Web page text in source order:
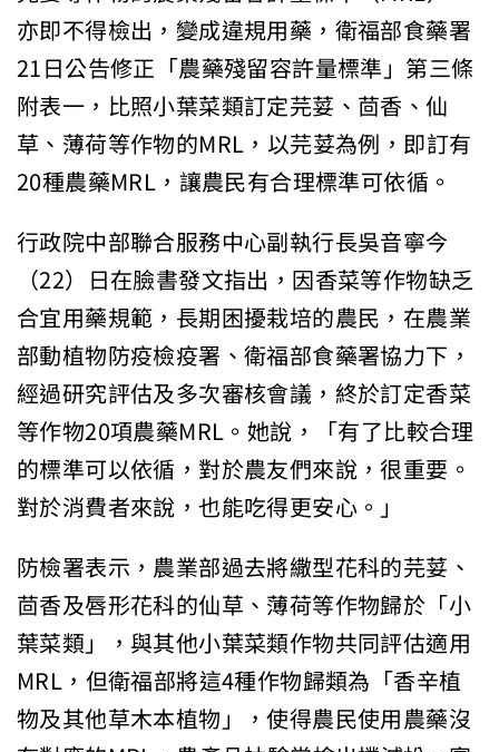
亦即不得檢出，變成違規用藥，衛福部食藥署
21日公告修正「農藥殘留容許量標準」第三條
附表一，比照小葉菜類訂定芫荽、茴香、仙
草、薄荷等作物的MRL，以芫荽為例，即訂有
20種農藥MRL，讓農民有合理標準可依循。
行政院中部聯合服務中心副執行長吳音寧今
（22）日在臉書發文指出，因香菜等作物缺乏
合宜用藥規範，長期困擾栽培的農民，在農業
部動植物防疫檢疫署、衛福部食藥署協力下，
經過研究評估及多次審核會議，終於訂定香菜
等作物20項農藥MRL。她說，「有了比較合理
的標準可以依循，對於農友們來說，很重要。
對於消費者來說，也能吃得更安心。」
防檢署表示，農業部過去將繖型花科的芫荽、
茴香及唇形花科的仙草、薄荷等作物歸於「小
葉菜類」，與其他小葉菜類作物共同評估適用
MRL，但衛福部將這4種作物歸類為「香辛植
物及其他草木本植物」，使得農民使用農藥沒